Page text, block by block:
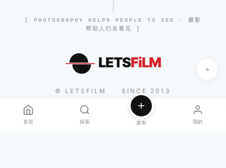
[ PHOTOGRAPHY HELPS PEOPLE TO SEE · 摄影
帮助人们去看见 ]
LETSFiLM
© LETSFILM SINCE 2013
首页 探索 发布 我的